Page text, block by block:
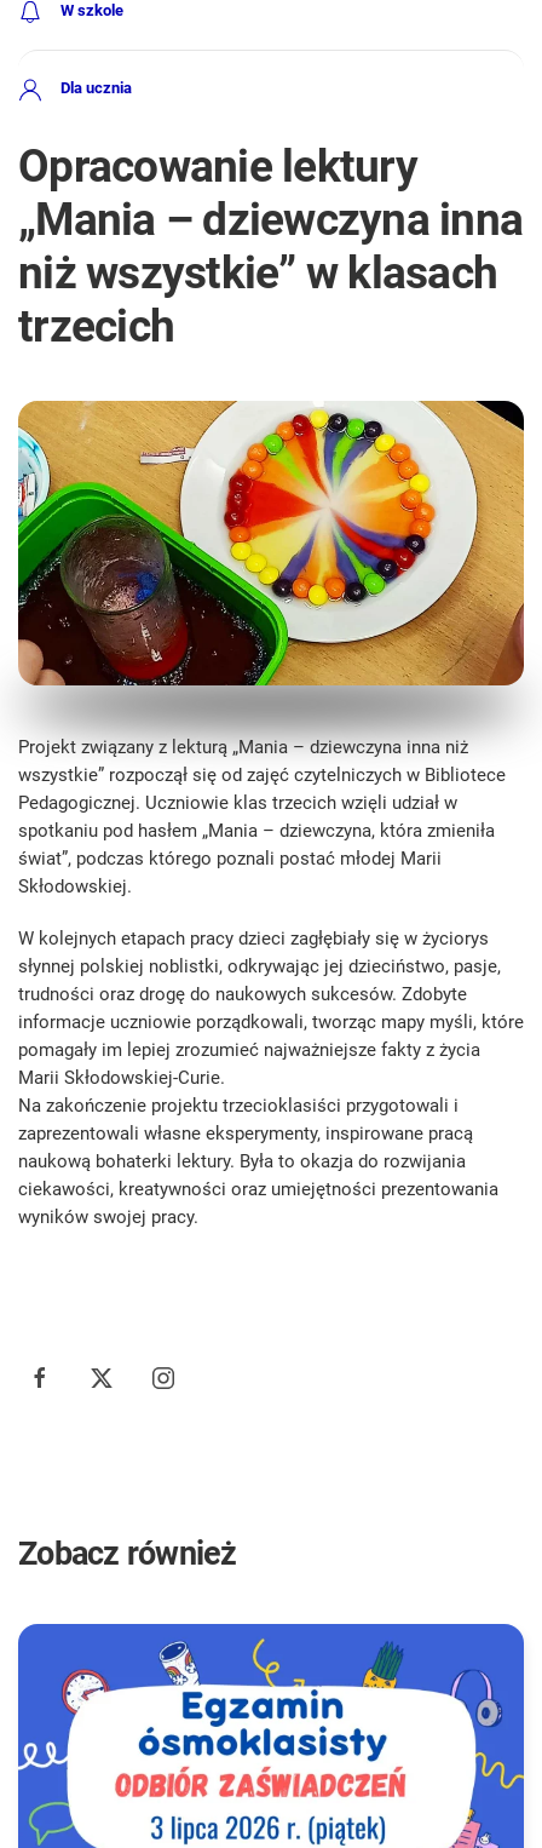
W szkole
Dla ucznia
Opracowanie lektury
„Mania – dziewczyna inna
niż wszystkie” w klasach
trzecich
Projekt związany z lekturą „Mania – dziewczyna inna niż
wszystkie” rozpoczął się od zajęć czytelniczych w Bibliotece
Pedagogicznej. Uczniowie klas trzecich wzięli udział w
spotkaniu pod hasłem „Mania – dziewczyna, która zmieniła
świat”, podczas którego poznali postać młodej Marii
Skłodowskiej.
W kolejnych etapach pracy dzieci zagłębiały się w życiorys
słynnej polskiej noblistki, odkrywając jej dzieciństwo, pasje,
trudności oraz drogę do naukowych sukcesów. Zdobyte
informacje uczniowie porządkowali, tworząc mapy myśli, które
pomagały im lepiej zrozumieć najważniejsze fakty z życia
Marii Skłodowskiej-Curie.
Na zakończenie projektu trzecioklasiści przygotowali i
zaprezentowali własne eksperymenty, inspirowane pracą
naukową bohaterki lektury. Była to okazja do rozwijania
ciekawości, kreatywności oraz umiejętności prezentowania
wyników swojej pracy.
Zobacz również